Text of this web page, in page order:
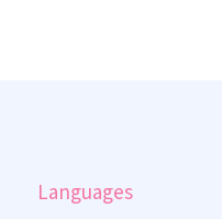
Languages